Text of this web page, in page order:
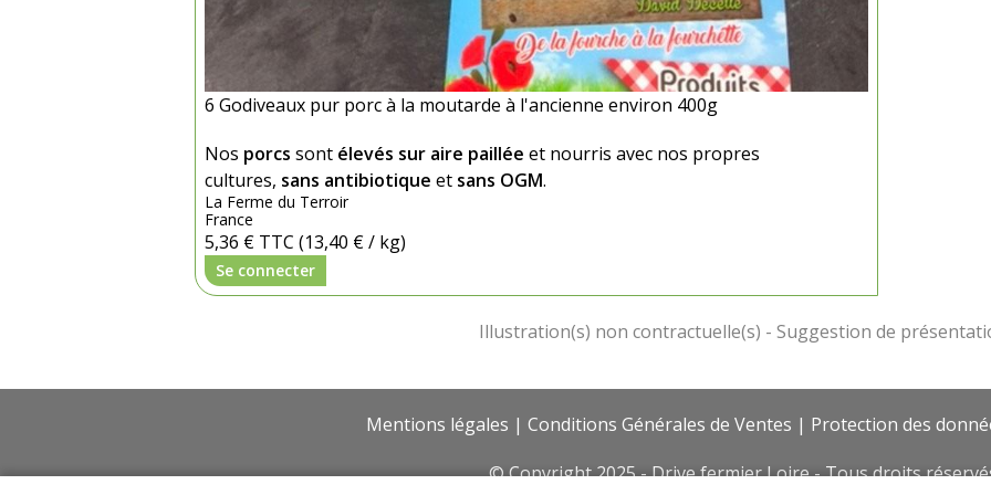
6 Godiveaux pur porc à la moutarde à l'ancienne environ 400g
Nos porcs sont élevés sur aire paillée et nourris avec nos propres
cultures, sans antibiotique et sans OGM.
La Ferme du Terroir
France
5,36 € TTC (13,40 € / kg)
Se connecter
Mentions légales | Conditions Générales de Ventes | Protection des
© Copyright 2025 - Drive fermier Loire - Tous droits